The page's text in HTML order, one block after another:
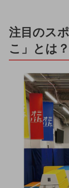
注目のス
こ」とは？